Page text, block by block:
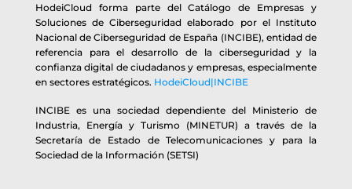
HodeiCloud forma parte del Catálogo de Empresas y
Soluciones de Ciberseguridad elaborado por el Instituto
Nacional de Ciberseguridad de España (INCIBE), entidad de
referencia para el desarrollo de la ciberseguridad y la
confianza digital de ciudadanos y empresas, especialmente
en sectores estratégicos. HodeiCloud|INCIBE
INCIBE es una sociedad dependiente del Ministerio de
Industria, Energía y Turismo (MINETUR) a través de la
Secretaría de Estado de Telecomunicaciones y para la
Sociedad de la Información (SETSI)